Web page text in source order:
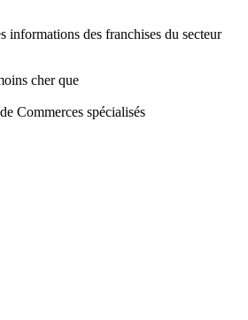
informations des franchises du secteur
cher que
Commerces spécialisés